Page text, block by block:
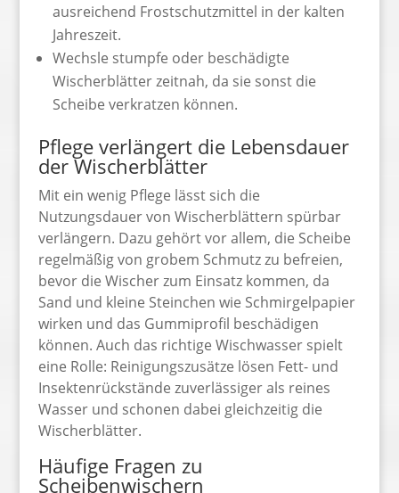
ausreichend Frostschutzmittel in der kalten
Jahreszeit.
Wechsle stumpfe oder beschädigte
Wischerblätter zeitnah, da sie sonst die
Scheibe verkratzen können.
Pflege verlängert die Lebensdauer
der Wischerblätter
Mit ein wenig Pflege lässt sich die
Nutzungsdauer von Wischerblättern spürbar
verlängern. Dazu gehört vor allem, die Scheibe
regelmäßig von grobem Schmutz zu befreien,
bevor die Wischer zum Einsatz kommen, da
Sand und kleine Steinchen wie Schmirgelpapier
wirken und das Gummiprofil beschädigen
können. Auch das richtige Wischwasser spielt
eine Rolle: Reinigungszusätze lösen Fett- und
Insektenrückstände zuverlässiger als reines
Wasser und schonen dabei gleichzeitig die
Wischerblätter.
Häufige Fragen zu
Scheibenwischern